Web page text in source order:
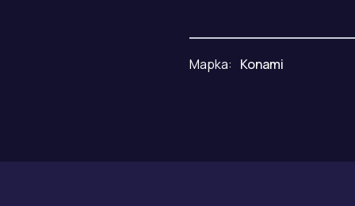
Марка: Konami